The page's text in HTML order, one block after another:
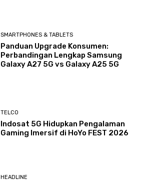
SMARTPHONES & TABLETS
Panduan Upgrade Konsumen:
Perbandingan Lengkap Samsung
Galaxy A27 5G vs Galaxy A25 5G
TELCO
Indosat 5G Hidupkan Pengalaman
Gaming Imersif di HoYo FEST 2026
HEADLINE